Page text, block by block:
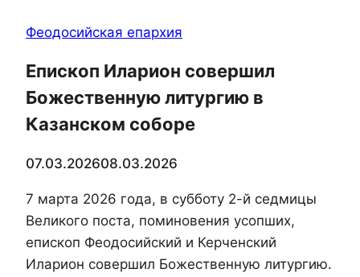
Феодосийская епархия
Епископ Иларион совершил
Божественную литургию в
Казанском соборе
07.03.202608.03.2026
7 марта 2026 года, в субботу 2-й седмицы
Великого поста, поминовения усопших,
епископ Феодосийский и Керченский
Иларион совершил Божественную литургию.